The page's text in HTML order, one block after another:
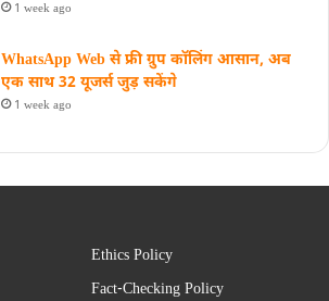
1 week ago
WhatsApp Web से फ्री ग्रुप कॉलिंग आसान, अब
एक साथ 32 यूजर्स जुड़ सकेंगे
1 week ago
Ethics Policy
Fact-Checking Policy